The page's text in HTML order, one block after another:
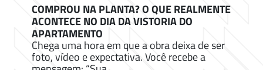
COMPROU NA PLANTA? O QUE REALMENTE
ACONTECE NO DIA DA VISTORIA DO
APARTAMENTO
Chega uma hora em que a obra deixa de ser
foto, vídeo e expectativa. Você recebe a